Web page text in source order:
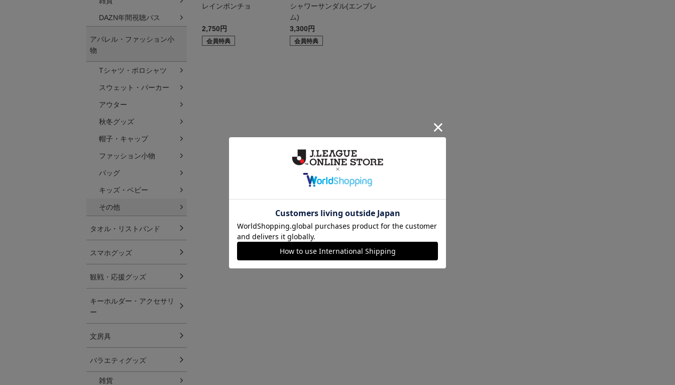
レインポンチョ
2,750円
会員特典
シャワーサンダル(エンブレ
ム)
3,300円
会員特典
DAZN年間視聴パス
アパレル・ファッション小
物
Tシャツ・ポロシャツ
スウェット・パーカー
アウター
秋冬グッズ
帽子・キャップ
ファッション小物
バッグ
キッズ・ベビー
その他
タオル・リストバンド
スマホグッズ
観戦・応援グッズ
キーホルダー・アクセサリ
ー
文房具
バラエティグッズ
雑貨